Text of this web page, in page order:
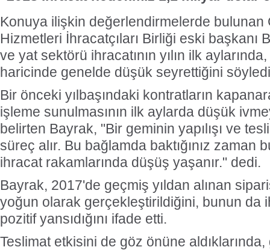
Konuya ilişkin değerlendirmelerde bulunan
Hizmetleri İhracatçıları Birliği eski başkanı
ve yat sektörü ihracatının yılın ilk
haricinde genelde düşük seyrettiğini
Bir önceki yılbaşındaki kontratların
işleme sunulmasının ilk aylarda düşük
belirten Bayrak, "Bir geminin yapılışı ve
süreç alır. Bu bağlamda baktığınız zaman
ihracat rakamlarında düşüş yaşanır." dedi.
Bayrak, 2017'de geçmiş yıldan alınan
yoğun olarak gerçekleştirildiğini, bunun da
pozitif yansıdığını ifade etti.
Teslimat etkisini de göz önüne